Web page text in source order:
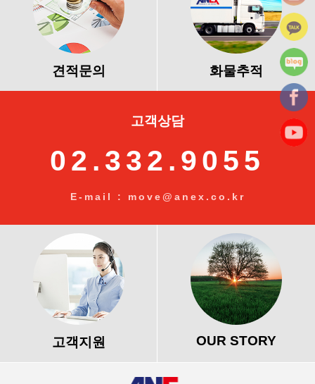
견적문의 화물추적
고객상담
02.332.9055
E-mail : move@anex.co.kr
고객지원 OUR STORY